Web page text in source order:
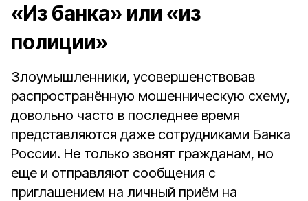
«Из банка» или «из
полиции»
Злоумышленники, усовершенствовав
распространённую мошенническую схему,
довольно часто в последнее время
представляются даже сотрудниками Банка
России. Не только звонят гражданам, но
еще и отправляют сообщения с
приглашением на личный приём на